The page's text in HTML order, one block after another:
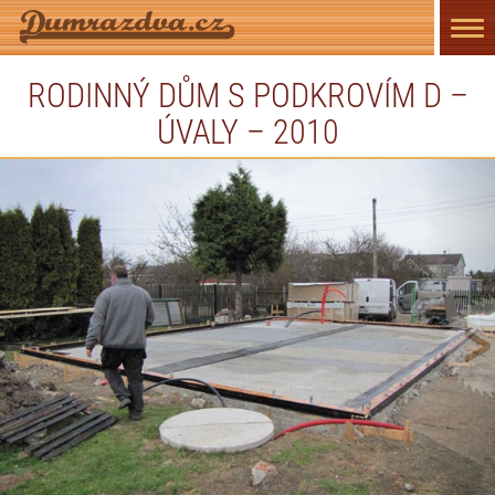
RODINNÝ DŮM S PODKROVÍM D –
ÚVALY – 2010